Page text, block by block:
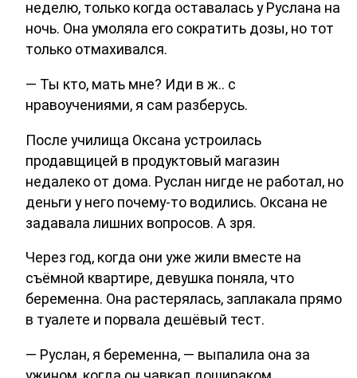
неделю, только когда оставалась у Руслана на
ночь. Она умоляла его сократить дозы, но тот
только отмахивался.
— Ты кто, мать мне? Иди в ж.. с
нравоучениями, я сам разберусь.
После училища Оксана устроилась
продавщицей в продуктовый магазин
недалеко от дома. Руслан нигде не работал, но
деньги у него почему-то водились. Оксана не
задавала лишних вопросов. А зря.
Через год, когда они уже жили вместе на
съёмной квартире, девушка поняла, что
беременна. Она растерялась, заплакала прямо
в туалете и порвала дешёвый тест.
— Руслан, я беременна, — выпалила она за